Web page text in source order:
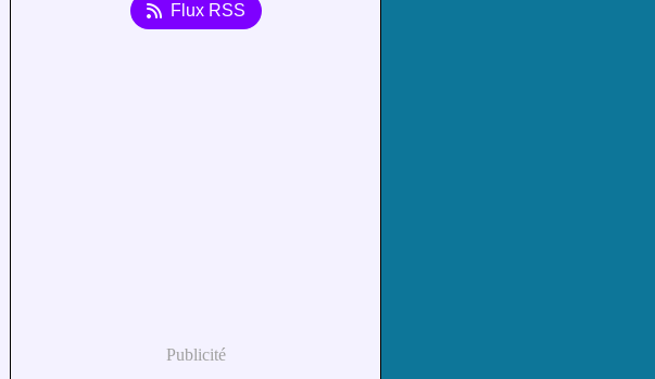
Flux RSS
Publicité